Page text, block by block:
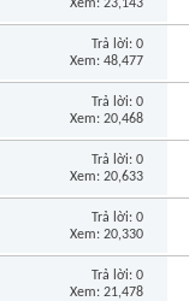
Xem: 23,143
Trả lời: 0
Xem: 48,477
Trả lời: 0
Xem: 20,468
Trả lời: 0
Xem: 20,633
Trả lời: 0
Xem: 20,330
Trả lời: 0
Xem: 21,478